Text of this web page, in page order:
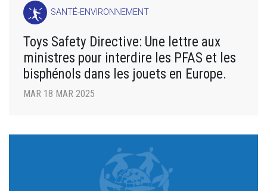
SANTÉ-ENVIRONNEMENT
Toys Safety Directive: Une lettre aux
ministres pour interdire les PFAS et les
bisphénols dans les jouets en Europe.
MAR 18 MAR 2025